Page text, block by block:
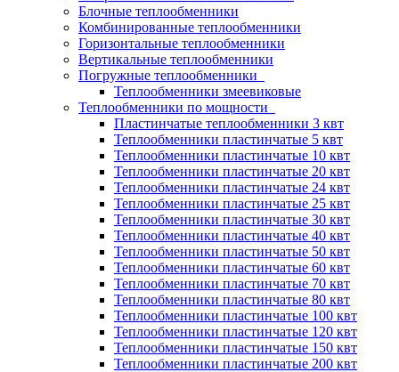
Блочные теплообменники
Комбинированные теплообменники
Горизонтальные теплообменники
Вертикальные теплообменники
Погружные теплообменники
Теплообменники змеевиковые
Теплообменники по мощности
Пластинчатые теплообменники 3 квт
Теплообменники пластинчатые 5 квт
Теплообменники пластинчатые 10 квт
Теплообменники пластинчатые 20 квт
Теплообменники пластинчатые 24 квт
Теплообменники пластинчатые 25 квт
Теплообменники пластинчатые 30 квт
Теплообменники пластинчатые 40 квт
Теплообменники пластинчатые 50 квт
Теплообменники пластинчатые 60 квт
Теплообменники пластинчатые 70 квт
Теплообменники пластинчатые 80 квт
Теплообменники пластинчатые 100 квт
Теплообменники пластинчатые 120 квт
Теплообменники пластинчатые 150 квт
Теплообменники пластинчатые 200 квт